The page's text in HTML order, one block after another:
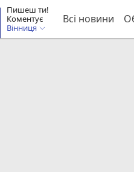
Пишеш ти!
Коментує
Вінниця
Всі новини